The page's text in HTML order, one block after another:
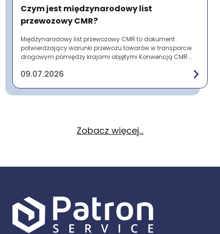
Czym jest międzynarodowy list
przewozowy CMR?
Międzynarodowy list przewozowy CMR to dokument
potwierdzający warunki przewozu towarów w transporcie
drogowym pomiędzy krajami objętymi Konwencją CMR.
09.07.2026
Zobacz więcej...